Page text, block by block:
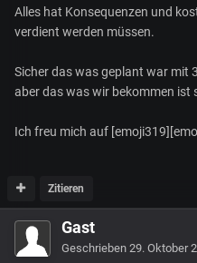
Alles hat Konsequenzen und
verdient werden müssen.
Sicher das was geplant war mit
aber das was wir bekommen ist
Ich freu mich auf
Zitieren
Gast
Geschrieben 29. Oktober